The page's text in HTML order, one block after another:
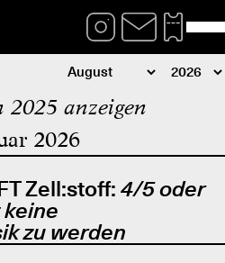
2025 anzeigen
2026
Zell:stoff: 4/5 oder
keine
zu werden